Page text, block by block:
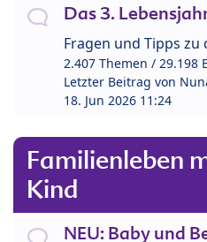
Das 3.
Fragen und Tipps
2.407 Themen / 29.198
Letzter Beitrag von
18. Jun 2026 11:24
Familienleben
Kind
NEU: Baby und